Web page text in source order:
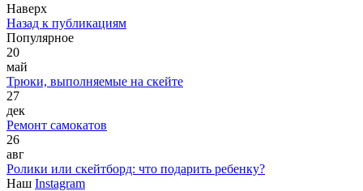
Наверх
Назад к публикациям
Популярное
20
май
Трюки, выполняемые на скейте
27
дек
Ремонт самокатов
26
авг
Ролики или скейтборд: что подарить ребенку?
Наш Instagram